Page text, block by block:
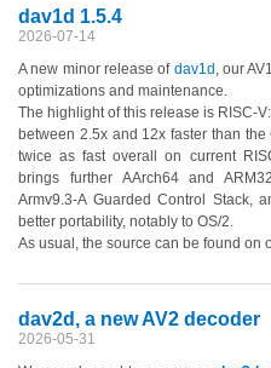
dav1d 1.5.4
2026-07-14
A new minor release of dav1d , our
optimizations and maintenance.
The highlight of this release is RISC-
between 2.5x and 12x faster than
twice as fast overall on current
brings further AArch64 and
Armv9.3-A Guarded Control Stack,
better portability, notably to OS/2.
As usual, the source can be found on
dav2d, a new AV2 decoder
2026-05-31